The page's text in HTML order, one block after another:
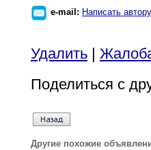
e-mail: Написать автору
Удалить |
Поделиться с
Другие похожие